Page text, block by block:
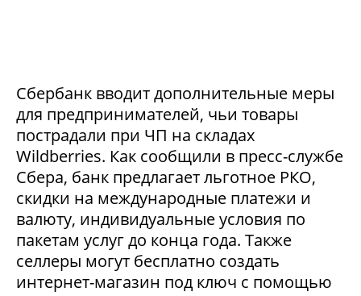
Сбербанк вводит дополнительные меры
для предпринимателей, чьи товары
пострадали при ЧП на складах
Wildberries. Как сообщили в пресс-службе
Сбера, банк предлагает льготное РКО,
скидки на международные платежи и
валюту, индивидуальные условия по
пакетам услуг до конца года. Также
селлеры могут бесплатно создать
интернет-магазин под ключ с помощью